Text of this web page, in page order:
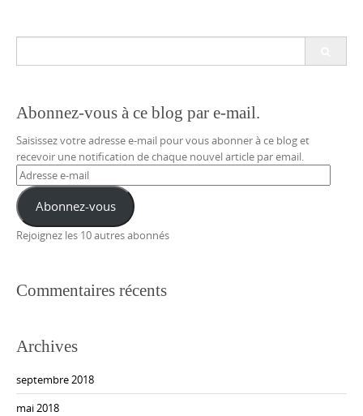
testoutillage
Facebook
UC5crr0I4Ey688Hu1IMBwWRA
YouTube
+Test-
sur
Abonnez-vous à ce blog par e-mail.
Saisissez votre adresse e-mail pour vous abonner à ce blog et
recevoir une notification de chaque nouvel article par email.
Adresse
e-
mail Abonnez-vous
Rejoignez les 10 autres abonnés
Commentaires récents
Archives
septembre 2018
mai 2018